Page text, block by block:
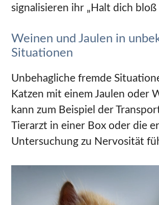
signalisieren ihr „Halt dich bloß
Weinen und Jaulen in
Situationen
Unbehagliche fremde
Katzen mit einem Jaulen oder
kann zum Beispiel der
Tierarzt in einer Box oder die
Untersuchung zu Nervosität